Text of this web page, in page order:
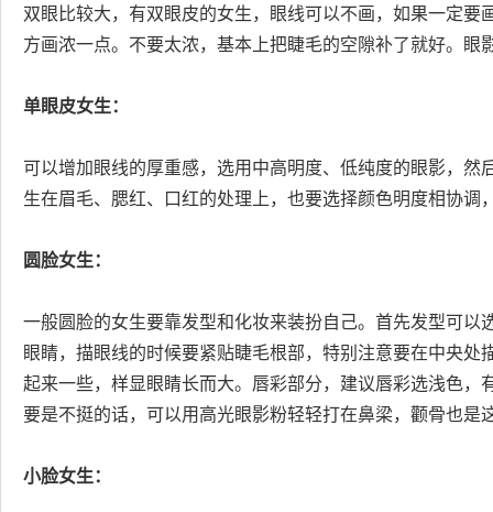
双眼比较大，有双眼皮的女生，眼线可以不画，如果一定
方画浓一点。不要太浓，基本上把睫毛的空隙补了就好。眼
单眼皮女生：
可以增加眼线的厚重感，选用中高明度、低纯度的眼影，
生在眉毛、腮红、口红的处理上，也要选择颜色明度相协调
圆脸女生：
一般圆脸的女生要靠发型和化妆来装扮自己。首先发型可
眼睛，描眼线的时候要紧贴睫毛根部，特别注意要在中央
起来一些，样显眼睛长而大。唇彩部分，建议唇彩选浅色
要是不挺的话，可以用高光眼影粉轻轻打在鼻梁，颧骨也
小脸女生：